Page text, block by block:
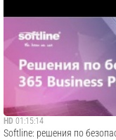
HD 01:15:14
Softline: решения по